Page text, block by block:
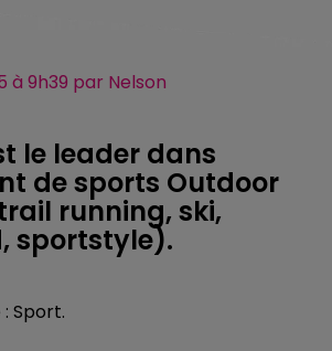
à 9h39 par Nelson
le leader dans
de sports Outdoor
running, ski,
sportstyle).
Sport.